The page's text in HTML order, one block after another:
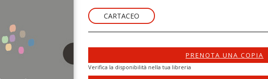
CARTACEO
PRENOTA UNA COPIA
Verifica la disponibilità nella tua libreria